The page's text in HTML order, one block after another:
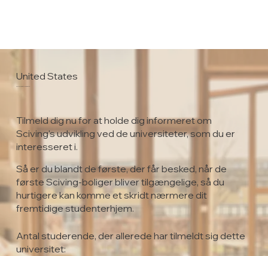
United States
Rockhurst University
Tilmeld dig nu for at holde dig informeret om
Sciving's udvikling ved de universiteter, som du er
interesseret i.
Så er du blandt de første, der får besked, når de
første Sciving-boliger bliver tilgængelige, så du
hurtigere kan komme et skridt nærmere dit
fremtidige studenterhjem.
Antal studerende, der allerede har tilmeldt sig dette
universitet: